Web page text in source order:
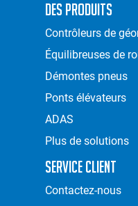
Des Produits
Contrôleurs de
Équilibreuses de
Démontes pneus
Ponts élévateurs
ADAS
Plus de solutions
Service Client
Contactez-nous